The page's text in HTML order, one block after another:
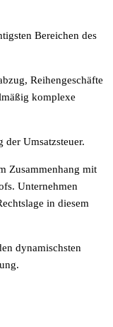
Bereichen des
Reihengeschäfte
komplexe
der Umsatzsteuer.
Zusammenhang mit
Unternehmen
in diesem
dynamischsten